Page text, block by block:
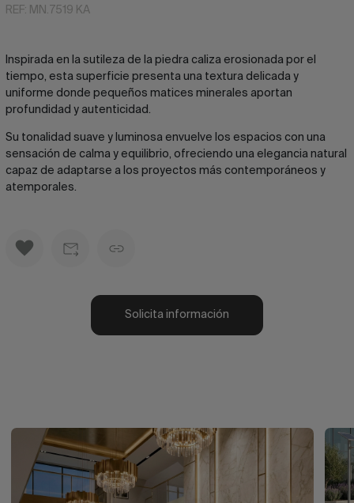
REF: MN.7519 KA
Inspirada en la sutileza de la piedra caliza erosionada por el
tiempo, esta superficie presenta una textura delicada y
uniforme donde pequeños matices minerales aportan
profundidad y autenticidad.
Su tonalidad suave y luminosa envuelve los espacios con una
sensación de calma y equilibrio, ofreciendo una elegancia natural
capaz de adaptarse a los proyectos más contemporáneos y
atemporales.
Solicita información